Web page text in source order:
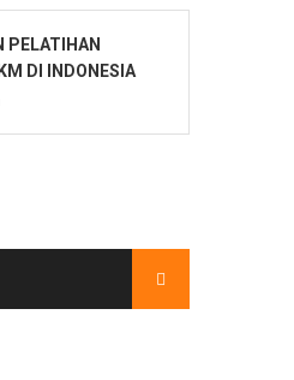
PELATIHAN
DI INDONESIA